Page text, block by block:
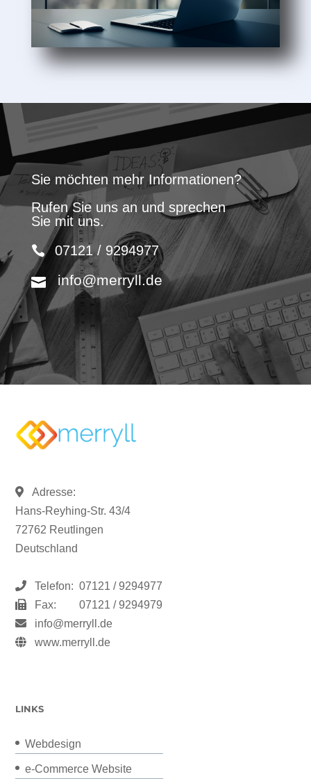
Sie möchten mehr Informationen?
Rufen Sie uns an und sprechen
Sie mit uns.
07121 / 9294977
info@merryll.de
Adresse:
Hans-Reyhing-Str. 43/4
72762 Reutlingen
Deutschland
Telefon: 07121 / 9294977
Fax:
07121 / 9294979
info@merryll.de
www.merryll.de
LINKS
Webdesign
e-Commerce Website